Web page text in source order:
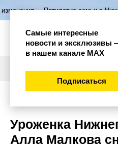
семьи в Нижегородской
Уроженка
Алла Малкова
Самые интересные
новости и эксклюзивы
в нашем канале МАХ
Подписаться